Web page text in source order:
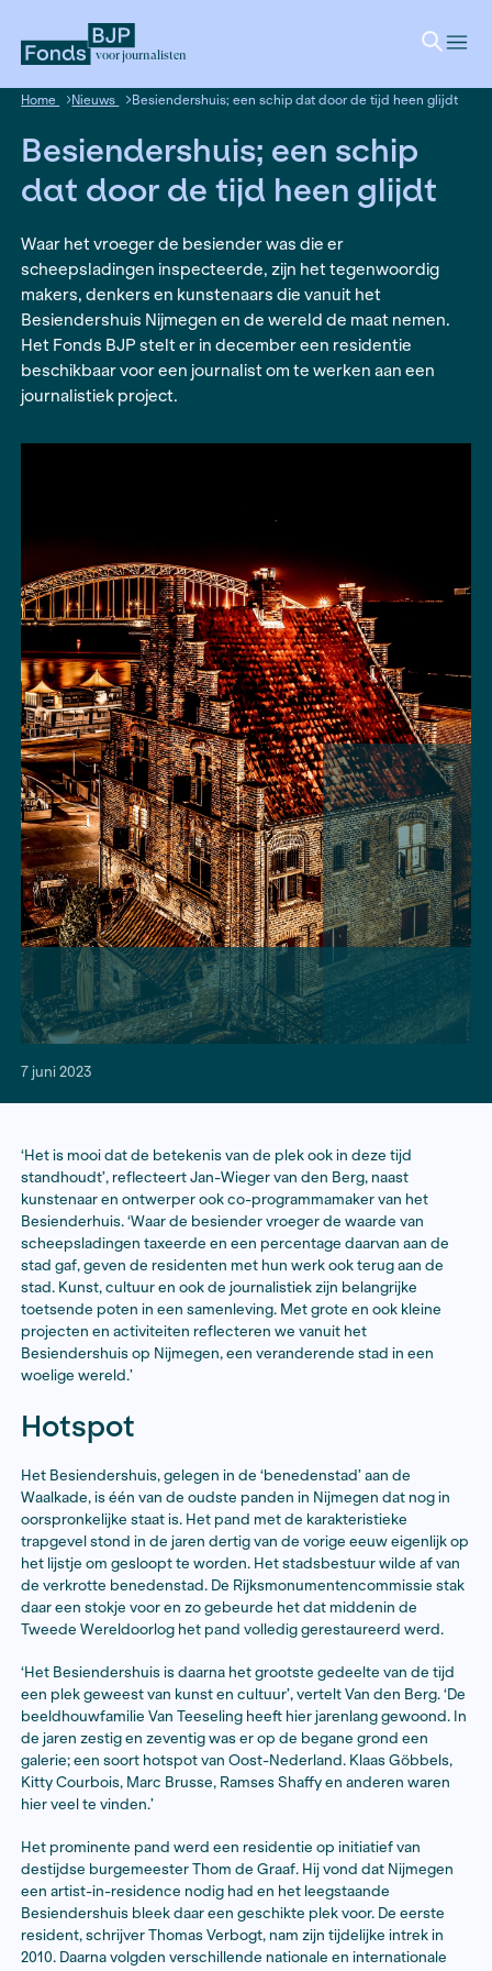
Besiendershuis; een
dat door de tijd heen
Waar het vroeger de besiender was die er
scheepsladingen inspecteerde, zijn het
makers, denkers en kunstenaars die vanuit het
Besiendershuis Nijmegen en de wereld de maat
7 juni 2023
‘Het is mooi dat de betekenis van de plek ook in deze
standhoudt’, reflecteert Jan-Wieger van den Berg,
kunstenaar en ontwerper ook co-programmamaker
Besienderhuis. ‘Waar de besiender vroeger de
scheepsladingen taxeerde en een percentage
stad gaf, geven de residenten met hun werk ook
stad. Kunst, cultuur en ook de journalistiek zijn
toetsende poten in een samenleving. Met grote en
projecten en activiteiten reflecteren we vanuit het
Besiendershuis op Nijmegen, een veranderende stad
woelige wereld.’
Hotspot
Het Besiendershuis, gelegen in de ‘benedenstad’ aan
Waalkade, is één van de oudste panden in Nijmegen
oorspronkelijke staat is. Het pand met de
trapgevel stond in de jaren dertig van de vorige eeuw
het lijstje om gesloopt te worden. Het stadsbestuur